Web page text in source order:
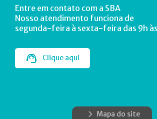
Entre em contato com a SBA
Nosso atendimento funciona de
segunda-feira à sexta-feira das 9h
Clique aqui
Mapa do site